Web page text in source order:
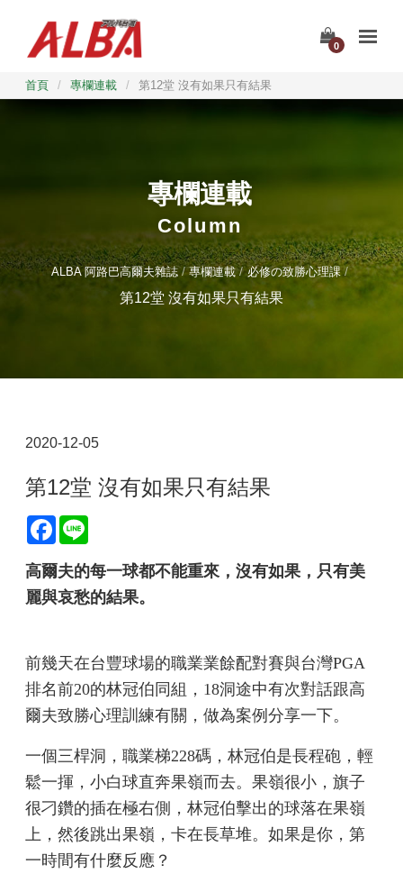
0
首頁 / 專欄連載 / 第12堂 沒有如果只有結果
專欄連載
Column
ALBA 阿路巴高爾夫雜誌 專欄連載 必修の致勝心理課
第12堂 沒有如果只有結果
2020-12-05
第12堂 沒有如果只有結果
Facebook
高爾夫的每一球都不能重來，沒有如果，只有美
麗與哀愁的結果。
前幾天在台豐球場的職業業餘配對賽與台灣PGA
排名前20的林冠伯同組，18洞途中有次對話跟高
爾夫致勝心理訓練有關，做為案例分享一下。
一個三桿洞，職業梯228碼，林冠伯是長程砲，輕
鬆一揮，小白球直奔果嶺而去。果嶺很小，旗子
很刁鑽的插在極右側，林冠伯擊出的球落在果嶺
上，然後跳出果嶺，卡在長草堆。如果是你，第
一時間有什麼反應？